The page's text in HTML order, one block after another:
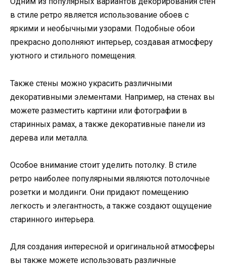
в стиле ретро является использование обоев с
яркими и необычными узорами. Подобные обои
прекрасно дополняют интерьер, создавая атмосферу
уютного и стильного помещения.
Также стены можно украсить различными
декоративными элементами. Например, на стенах вы
можете разместить картини или фотографии в
старинных рамах, а также декоративные панели из
дерева или металла.
Особое внимание стоит уделить потолку. В стиле
ретро наиболее популярными являются потолочные
розетки и молдинги. Они придают помещению
легкость и элегантность, а также создают ощущение
старинного интерьера.
Для создания интересной и оригинальной атмосферы
вы также можете использовать различные